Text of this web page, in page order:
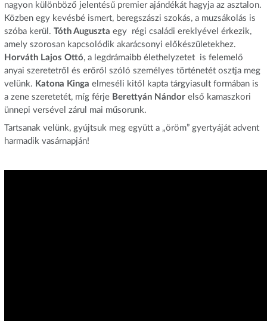
nagyon különböző jelentésű premier ajándékát hagyja az asztalon.
Közben egy kevésbé ismert, beregszászi szokás, a muzsákolás is
szóba kerül. Tóth Auguszta egy régi családi ereklyével érkezik,
amely szorosan kapcsolódik akarácsonyi előkészületekhez.
Horváth Lajos Ottó, a legdrámaibb élethelyzetet is felemelő
anyai szeretetről és erőről szóló személyes történetét osztja meg
velünk. Katona Kinga elmeséli kitől kapta tárgyiasult formában is
a zene szeretetét, míg férje Berettyán Nándorelső kamaszkori
ünnepi versével zárul mai műsorunk.
Tartsanak velünk, gyújtsuk meg együtt a „öröm” gyertyáját advent
harmadik vasárnapján!